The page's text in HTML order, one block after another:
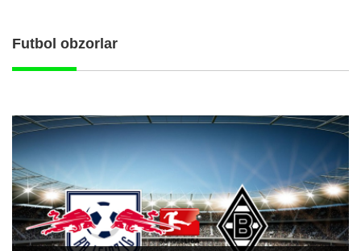
Futbol obzorlar